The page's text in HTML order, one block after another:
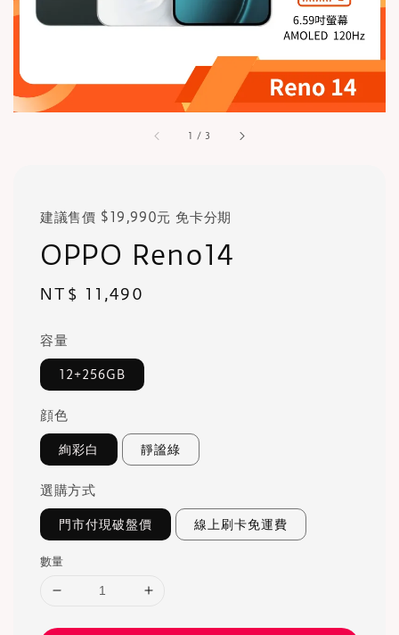
1 / 3
建議售價 $19,990元 免卡分期
OPPO Reno14
Regular
NT$ 11,490
容量
12+256GB
顔色
絢彩白 靜謐綠
選購方式
門市付現破盤價 線上刷卡免運費
數量